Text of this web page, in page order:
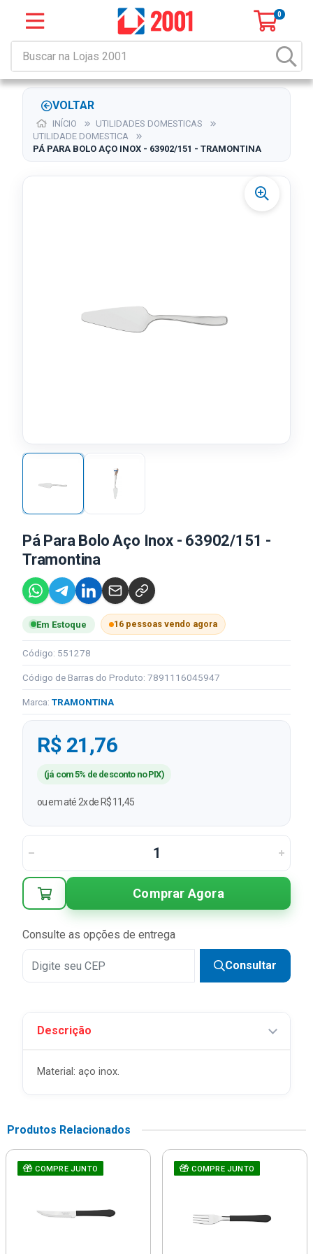
0
VOLTAR
INÍCIO
UTILIDADES DOMESTICAS
UTILIDADE DOMESTICA
PÁ PARA BOLO AÇO INOX - 63902/151 - TRAMONTINA
Pá Para Bolo Aço Inox - 63902/151 -
Tramontina
Em Estoque 16 pessoas vendo agora
Código: 551278
Código de Barras do Produto: 7891116045947
Marca: TRAMONTINA
R$ 21,76
(já com 5% de desconto no PIX)
ou em até 2x de R$ 11,45
Comprar Agora
Consulte as opções de entrega
Consultar
Descrição
Material: aço inox.
Produtos Relacionados
COMPRE JUNTO COMPRE JUNTO